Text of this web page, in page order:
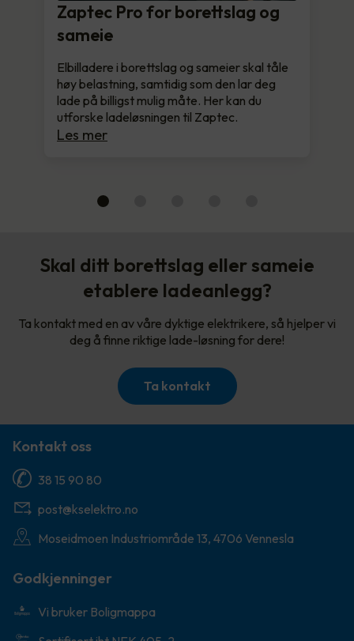
Zaptec Pro for borettslag og
sameie
Elbilladere i borettslag og sameier skal tåle
høy belastning, samtidig som den lar deg
lade på billigst mulig måte. Her kan du
utforske ladeløsningen til Zaptec.
Les mer
Skal ditt borettslag eller sameie
etablere ladeanlegg?
Ta kontakt med en av våre dyktige elektrikere, så hjelper vi
deg å finne riktige lade-løsning for dere!
Ta kontakt
Kontakt oss
38 15 90 80
post@kselektro.no
Moseidmoen Industriområde 13, 4706 Vennesla
Godkjenninger
Vi bruker Boligmappa